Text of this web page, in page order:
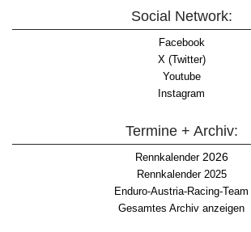
Social Network:
Facebook
X (Twitter)
Youtube
Instagram
Termine + Archiv:
Rennkalender2026
Rennkalender 2025
Enduro-Austria-Racing-Team
Gesamtes Archiv anzeigen